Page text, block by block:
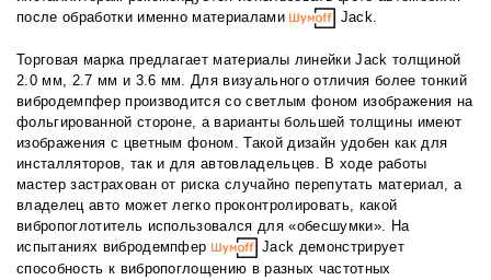
после обработки именно материалами
Jack.
Торговая марка предлагает материалы линейки Jack толщиной
2.0 мм, 2.7 мм и 3.6 мм. Для визуального отличия более тонкий
вибродемпфер производится со светлым фоном изображения на
фольгированной стороне, а варианты большей толщины имеют
изображения с цветным фоном. Такой дизайн удобен как для
инсталляторов, так и для автовладельцев. В ходе работы
мастер застрахован от риска случайно перепутать материал, а
владелец авто может легко проконтролировать, какой
вибропоглотитель использовался для «обесшумки». На
испытаниях вибродемпфер
Jack демонстрирует
способность к вибропоглощению в разных частотных